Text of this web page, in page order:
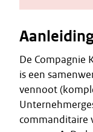
De Compagnie
is een
vennoot
commanditaire